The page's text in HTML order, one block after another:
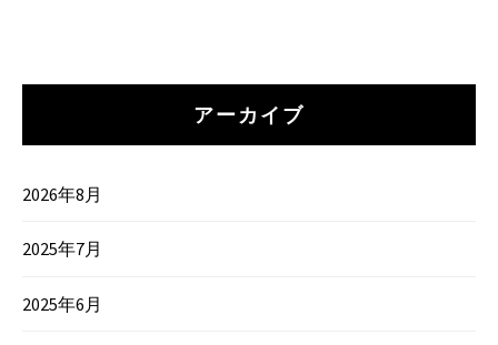
アーカイブ
2026年8月
2025年7月
2025年6月